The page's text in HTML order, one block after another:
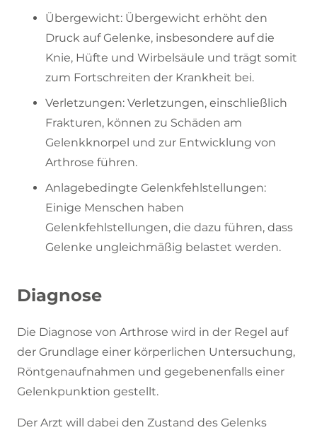
Übergewicht: Übergewicht erhöht den
Druck auf Gelenke, insbesondere auf die
Knie, Hüfte und Wirbelsäule und trägt somit
zum Fortschreiten der Krankheit bei.
Verletzungen: Verletzungen, einschließlich
Frakturen, können zu Schäden am
Gelenkknorpel und zur Entwicklung von
Arthrose führen.
Anlagebedingte Gelenkfehlstellungen:
Einige Menschen haben
Gelenkfehlstellungen, die dazu führen, dass
Gelenke ungleichmäßig belastet werden.
Diagnose
Die Diagnose von Arthrose wird in der Regel auf
der Grundlage einer körperlichen Untersuchung,
Röntgenaufnahmen und gegebenenfalls einer
Gelenkpunktion gestellt.
Der Arzt will dabei den Zustand des Gelenks